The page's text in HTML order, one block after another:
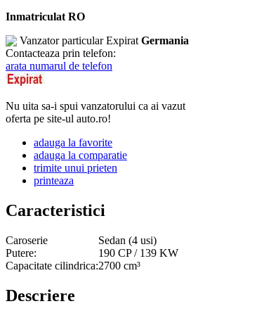
Inmatriculat RO
Vanzator particularExpirat Germania
Contacteaza prin telefon:
arata numarul de telefon
Nu uita sa-i spui vanzatorului ca ai vazut
oferta pe site-ul auto.ro!
adauga la favorite
adauga la comparatie
trimite unui prieten
printeaza
Caracteristici
Caroserie
Sedan (4 usi)
Putere:
190 CP / 139 KW
Capacitate cilindrica:2700 cm³
Descriere